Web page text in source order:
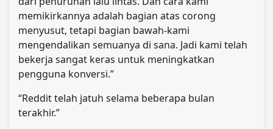
memikirkannya adalah bagian atas corong
menyusut, tetapi bagian bawah-kami
mengendalikan semuanya di sana. Jadi kami telah
bekerja sangat keras untuk meningkatkan
pengguna konversi.”
“Reddit telah jatuh selama beberapa bulan
terakhir.”